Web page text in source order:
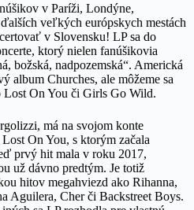
v Paríži, Londýne,
veľkých európskych mestách
v Slovensku! LP sa do
ktorý nielen fanúšikovia
božská, nadpozemská“. Americká
album Churches, ale môžeme sa
Lost On You či Girls Go Wild.
má na svojom konte
On You, s ktorým začala
prvý hit mala v roku 2017,
už dávno predtým. Je totiž
hitov megahviezd ako Rihanna,
Aguilera, Cher či Backstreet Boys.